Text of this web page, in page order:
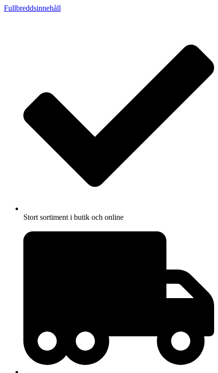
Fullbreddsinnehåll
Stort sortiment i butik och online